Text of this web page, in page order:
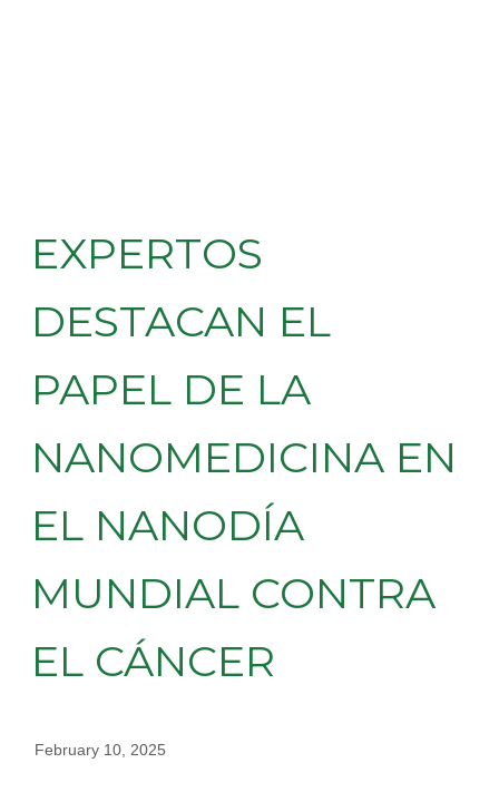
EXPERTOS
DESTACAN EL
PAPEL DE LA
NANOMEDICINA EN
EL NANODÍA
MUNDIAL CONTRA
EL CÁNCER
February 10, 2025